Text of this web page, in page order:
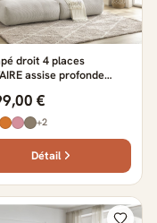
droit 4 places
assise profonde
€
+2
Détail